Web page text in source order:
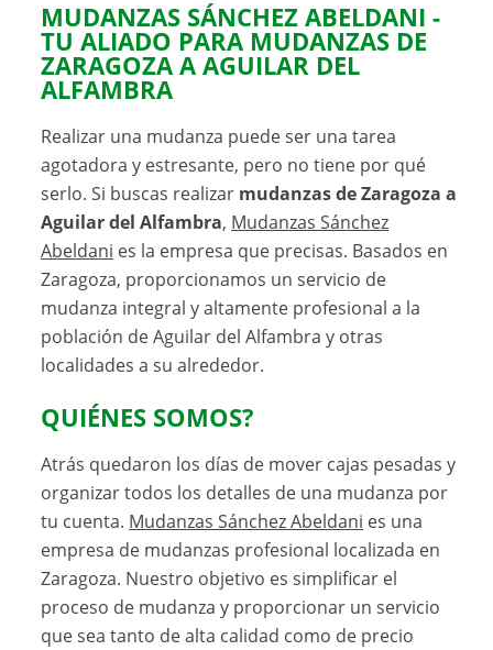
MUDANZAS SÁNCHEZ ABELDANI -
TU ALIADO PARA MUDANZAS DE
ZARAGOZA A AGUILAR DEL
ALFAMBRA
Realizar una mudanza puede ser una tarea
agotadora y estresante, pero no tiene por qué
serlo. Si buscas realizar mudanzas de Zaragoza a
Aguilar del Alfambra, Mudanzas Sánchez
Abeldani es la empresa que precisas. Basados en
Zaragoza, proporcionamos un servicio de
mudanza integral y altamente profesional a la
población de Aguilar del Alfambra y otras
localidades a su alrededor.
QUIÉNES SOMOS?
Atrás quedaron los días de mover cajas pesadas y
organizar todos los detalles de una mudanza por
tu cuenta. Mudanzas Sánchez Abeldani es una
empresa de mudanzas profesional localizada en
Zaragoza. Nuestro objetivo es simplificar el
proceso de mudanza y proporcionar un servicio
que sea tanto de alta calidad como de precio